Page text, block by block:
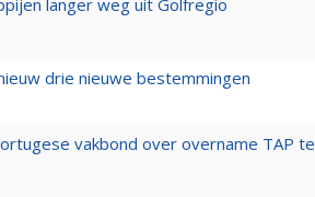
langer weg uit Golfregio
drie nieuwe bestemmingen
vakbond over overname TAP te